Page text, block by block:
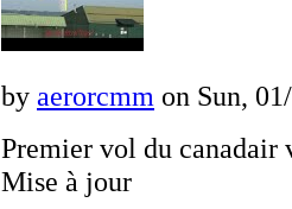
by aerorcmm on Sun,
Premier vol du canadair
Mise à jour